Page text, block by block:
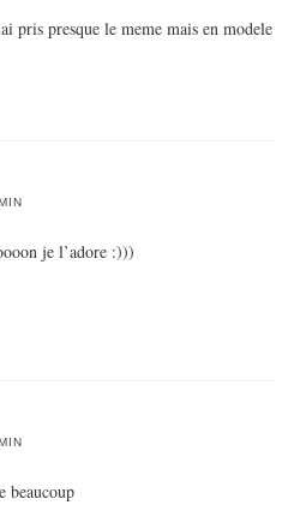
pris presque le meme mais en modele
je l’adore :)))
beaucoup